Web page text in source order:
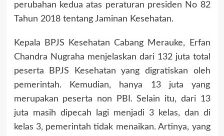
perubahan kedua atas peraturan presiden No 82
Tahun 2018 tentang Jaminan Kesehatan.
Kepala BPJS Kesehatan Cabang Merauke, Erfan
Chandra Nugraha menjelaskan dari 132 juta total
peserta BPJS Kesehatan yang digratiskan oleh
pemerintah. Kemudian, hanya 13 juta yang
merupakan peserta non PBI. Selain itu, dari 13
juta masih dipecah lagi menjadi 3 kelas, dan di
kelas 3, pemerintah tidak menaikan. Artinya, yang